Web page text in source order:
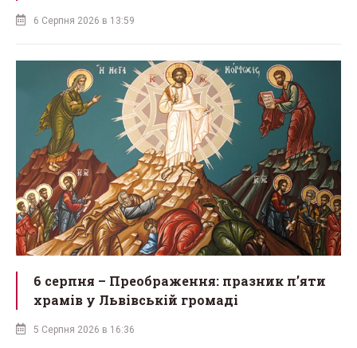
6 Серпня 2026 в 13:59
6 серпня – Преображення: празник п’яти
храмів у Львівській громаді
5 Серпня 2026 в 16:36